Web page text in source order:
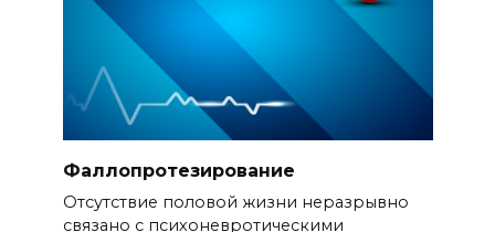
Фаллопротезирование
Отсутствие половой жизни неразрывно
связано с психоневротическими